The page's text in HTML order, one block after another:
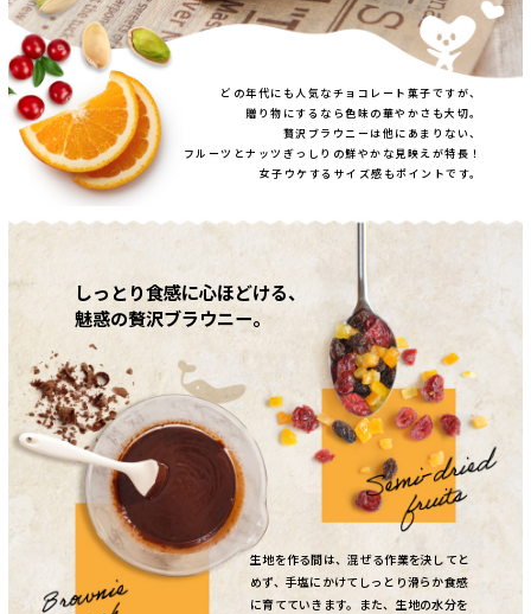
どの年代にも人気なチョコレート菓子ですが、
贈り物にするなら色味の華やかさも大切。
贅沢ブラウニーは他にあまりない、
フルーツとナッツぎっしりの鮮やかな見映えが特長！
女子ウケするサイズ感もポイントです。
しっとり食感に心ほどける、
魅惑の贅沢ブラウニー。
生地を作る間は、混ぜる作業を決してと
めず、手塩にかけてしっとり滑らか食感
に育てていきます。また、生地の水分を